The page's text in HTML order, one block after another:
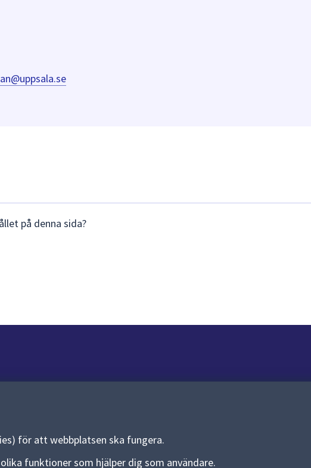
för att webbplatsen ska fungera.
funktioner som hjälper dig som användare.
på denna sida?
Allmänna handlingar och diarium
Behandling av personuppgifter